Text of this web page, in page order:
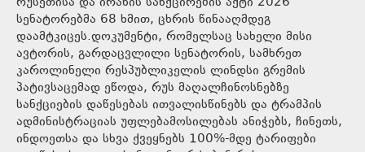
სენატორებმა 68 ხმით, ცხრის წინააღმდეგ
დაამტკიცეს.დოკუმენტი, რომელსაც სახელი მისი
ავტორის, გარდაცვლილი სენატორის, სამხრეთ
კაროლინელი რესპუბლიკელის ლინდსი გრემის
პატივსაცემად ეწოდა, რუს მაღალჩინოსნებზე
სანქციების დაწესებას ითვალისწინებს და ტრამპის
ადმინისტრაციას უფლებამოსილებას ანიჭებს, ჩინეთს,
ინდოეთსა და სხვა ქვეყნებს 100%-მდე ტარიფები